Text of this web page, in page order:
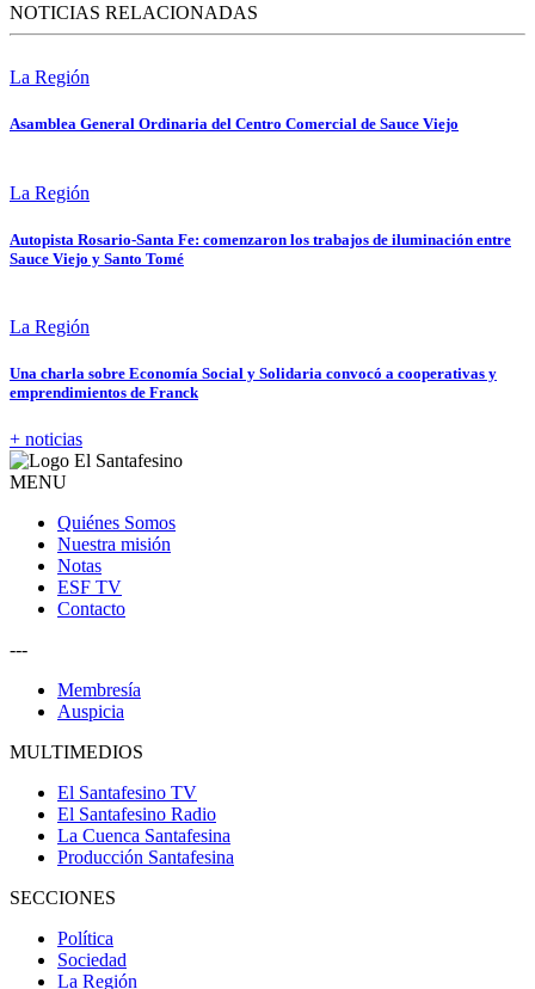
NOTICIAS RELACIONADAS
La Región
Asamblea General Ordinaria del Centro Comercial de Sauce Viejo
La Región
Autopista Rosario-Santa Fe: comenzaron los trabajos de iluminación entre
Sauce Viejo y Santo Tomé
La Región
Una charla sobre Economía Social y Solidaria convocó a cooperativas y
emprendimientos de Franck
+ noticias
MENU
Quiénes Somos
Nuestra misión
Notas
ESF TV
Contacto
---
Membresía
Auspicia
MULTIMEDIOS
El Santafesino TV
El Santafesino Radio
La Cuenca Santafesina
Producción Santafesina
SECCIONES
Política
Sociedad
La Región